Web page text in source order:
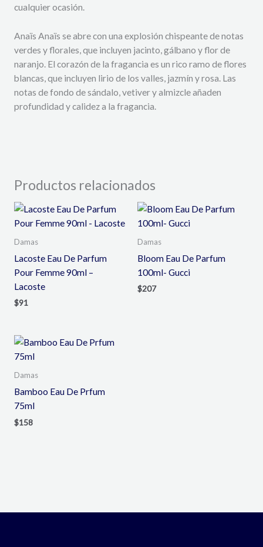
cualquier ocasión.
Anaïs Anaïs se abre con una explosión chispeante de notas
verdes y florales, que incluyen jacinto, gálbano y flor de
naranjo. El corazón de la fragancia es un rico ramo de flores
blancas, que incluyen lirio de los valles, jazmín y rosa. Las
notas de fondo de sándalo, vetiver y almizcle añaden
profundidad y calidez a la fragancia.
Productos relacionados
Damas
Lacoste Eau De Parfum
Pour Femme 90ml –
Lacoste
$91
Damas
Bloom Eau De Parfum
100ml- Gucci
$207
Damas
Bamboo Eau De Prfum
75ml
$158